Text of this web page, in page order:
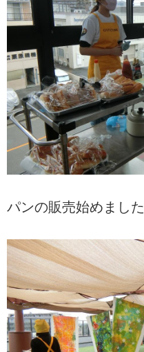
パンの販売始めました